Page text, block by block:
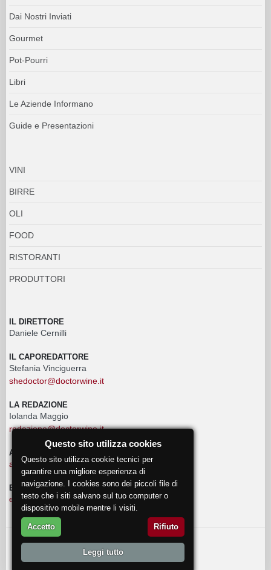
Dai Nostri Inviati
Gourmet
Pot-Pourri
Libri
Le Aziende Informano
Guide e Presentazioni
VINI
BIRRE
OLI
FOOD
RISTORANTI
PRODUTTORI
IL DIRETTORE
Daniele Cernilli
IL CAPOREDATTORE
Stefania Vinciguerra
shedoctor@doctorwine.it
LA REDAZIONE
Iolanda Maggio
redazione@doctorwine.it
ADVERTISING
advertising@doctorwine.it
EVENTI
eventi@doctorwine.it
© 2018 DoctorWine .
Questo sito utilizza cookies
Questo sito utilizza cookie tecnici per
garantire una migliore esperienza di
navigazione. I cookies sono dei piccoli file di
testo che i siti salvano sul tuo computer o
dispositivo mobile mentre li visiti.
Accetto Rifiuto
Leggi tutto